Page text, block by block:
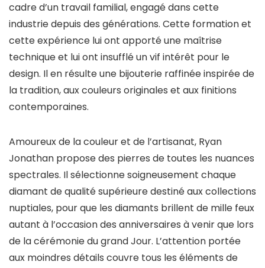
cadre d’un travail familial, engagé dans cette
industrie depuis des générations. Cette formation et
cette expérience lui ont apporté une maîtrise
technique et lui ont insufflé un vif intérêt pour le
design. Il en résulte une bijouterie raffinée inspirée de
la tradition, aux couleurs originales et aux finitions
contemporaines.
Amoureux de la couleur et de l’artisanat, Ryan
Jonathan propose des pierres de toutes les nuances
spectrales. Il sélectionne soigneusement chaque
diamant de qualité supérieure destiné aux collections
nuptiales, pour que les diamants brillent de mille feux
autant à l’occasion des anniversaires à venir que lors
de la cérémonie du grand Jour. L’attention portée
aux moindres détails couvre tous les éléments de